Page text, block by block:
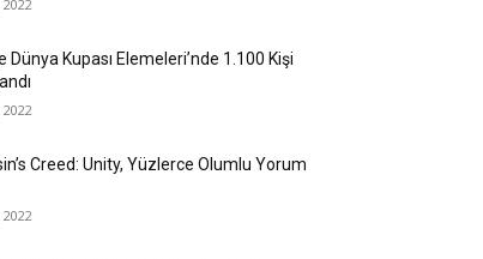
2022
Dünya Kupası Elemeleri’nde 1.100 Kişi
2022
Creed: Unity, Yüzlerce Olumlu Yorum
2022